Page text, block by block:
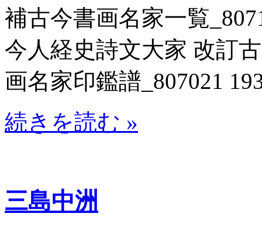
補古今書画名家一覧
今人経史詩文大家 改訂
画名家印鑑譜_807021
続きを読む »
三島中洲